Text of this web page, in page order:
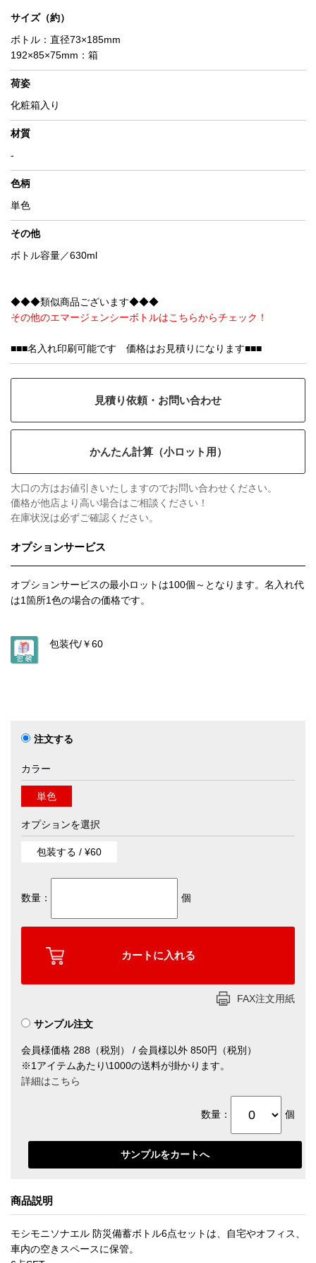
サイズ（約）
ボトル：直径73×185mm
192×85×75mm：箱
荷姿
化粧箱入り
材質
-
色柄
単色
その他
ボトル容量／630ml
◆◆◆類似商品ございます◆◆◆
その他のエマージェンシーボトルはこちらからチェック！
■■■名入れ印刷可能です 価格はお見積りになります■■■
見積り依頼・お問い合わせ
かんたん計算（小ロット用）
大口の方はお値引きいたしますのでお問い合わせください。
価格が他店より高い場合はご相談ください！
在庫状況は必ずご確認ください。
オプションサービス
オプションサービスの最小ロットは100個～ となります。名入れ代
は1箇所1色の場合の価格です。
包装代/￥60
注文する
カラー
単色
オプションを選択
包装する / ¥60
数量： 個
FAX注文用紙
サンプル注文
会員様価格 288（税別） / 会員様以外 850円（税別）
※1アイテムあたり\1000の送料が掛かります。
詳細はこちら
数量： 個
商品説明
モシモニソナエル 防災備蓄ボトル6点セットは、自宅やオフィス、
車内の空きスペースに保管。